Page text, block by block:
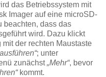
das Betriebssystem mit
Imager auf eine microSD-
beachten, dass das
wird. Dazu klickt
der rechten Maustaste
; unter
zunächst„Mehr“, bevor
kommt.